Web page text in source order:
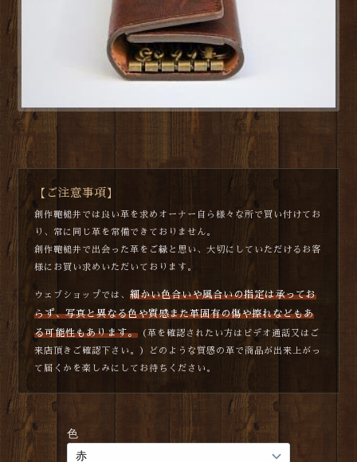
【ご注意事項】
創作鞄槌井では良い革を求めオーナー自ら様々な所で買い付けてお
り、常に同じ革を常備できておりません。
創作鞄槌井で出会った革をご縁と思い、大切にしていただけるお客
様にお買い求めいただいております。
ウェブショップでは、 細かい色合いや風合いの指定は承ってお
らず、写真と異なる色や質感また革固有の傷や擦れなどもあ
る可能性もあります。（革を確認されたい方はビデオ通話又はご
来店頂きご確認下さい。）どのような質感の革で商品が出来上がっ
て届くかを楽しみにしてお待ちください。